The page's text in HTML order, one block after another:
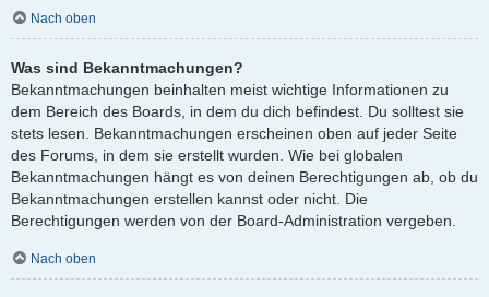
Nach oben
Was sind Bekanntmachungen?
Bekanntmachungen beinhalten meist wichtige Informationen zu
dem Bereich des Boards, in dem du dich befindest. Du solltest sie
stets lesen. Bekanntmachungen erscheinen oben auf jeder Seite
des Forums, in dem sie erstellt wurden. Wie bei globalen
Bekanntmachungen hängt es von deinen Berechtigungen ab, ob du
Bekanntmachungen erstellen kannst oder nicht. Die
Berechtigungen werden von der Board-Administration vergeben.
Nach oben